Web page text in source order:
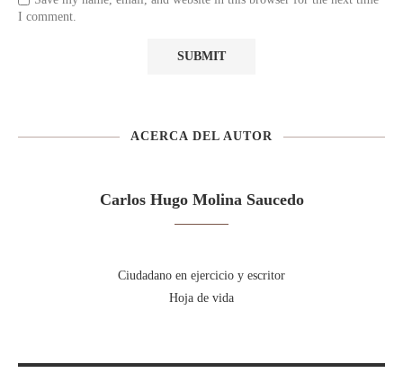
I comment.
ACERCA DEL AUTOR
Carlos Hugo Molina Saucedo
Ciudadano en ejercicio y escritor
Hoja de vida